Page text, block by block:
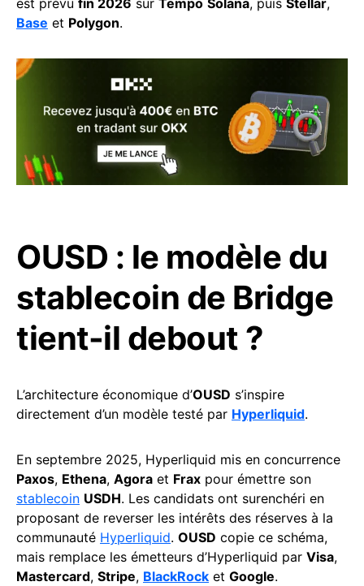
est prévu fin 2026 sur Tempo Solana, puis Stellar,
Base et Polygon.
OUSD : le modèle du
stablecoin de Bridge
tient-il debout ?
L’architecture économique d’OUSD s’inspire
directement d’un modèle testé par Hyperliquid.
En septembre 2025, Hyperliquid mis en concurrence
Paxos, Ethena, Agora et Frax pour émettre son
stablecoin USDH. Les candidats ont surenchéri en
proposant de reverser les intérêts des réserves à la
communauté Hyperliquid. OUSD copie ce schéma,
mais remplace les émetteurs d’Hyperliquid par Visa,
Mastercard, Stripe, BlackRock et Google.